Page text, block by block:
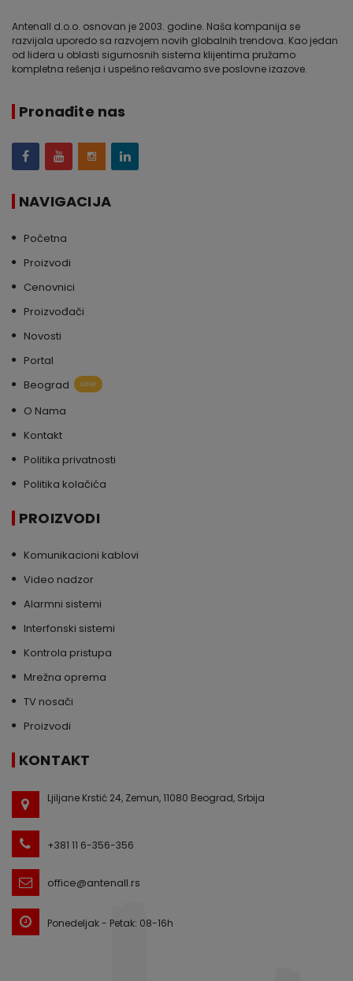
Antenall d.o.o. osnovan je 2003. godine. Naša kompanija se
razvijala uporedo sa razvojem novih globalnih trendova. Kao jedan
od lidera u oblasti sigurnosnih sistema klijentima pružamo
kompletna rešenja i uspešno rešavamo sve poslovne izazove.
Pronađite nas
NAVIGACIJA
Početna
Proizvodi
Cenovnici
Proizvođači
Novosti
Portal
Beograd
uživo
O Nama
Kontakt
Politika privatnosti
Politika kolačića
PROIZVODI
Komunikacioni kablovi
Video nadzor
Alarmni sistemi
Interfonski sistemi
Kontrola pristupa
Mrežna oprema
TV nosači
Proizvodi
KONTAKT
Ljiljane Krstić 24, Zemun, 11080 Beograd, Srbija
+381 11 6-356-356
office@antenall.rs
Ponedeljak - Petak: 08-16h